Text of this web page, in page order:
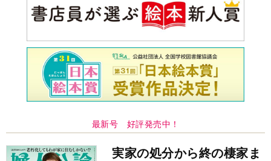
最新号 好評発売中！
実家の処分から終の棲家ま